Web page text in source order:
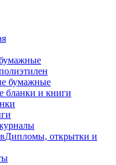
бумажные
бланки и книги
Дипломы, открытки и